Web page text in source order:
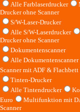
Alle Farblaserdrucker
Drucker ohne Scanner
S/W-Laser-Drucker
Alle S/W-Laserdrucker
Drucker ohne Scanner
Dokumentenscanner
Alle Dokumentenscanner
Scanner mit ADF & Flachbett
Tinten-Drucker
Alle Tintendrucker
Euro
Multifunktion mit
Scanner